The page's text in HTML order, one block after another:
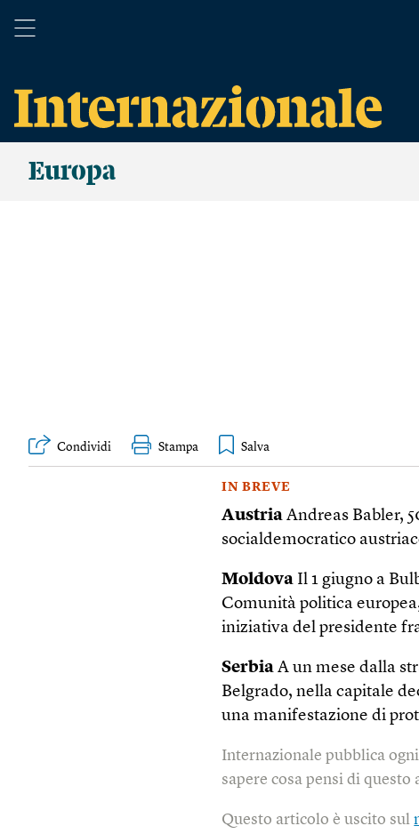
Europa
Condividi Stampa
IN BREVE
Austria Andreas Babler,
socialdemocratico
Moldova Il 1 giugno a
Comunità politica
iniziativa del presidente
Serbia A un mese dalla
Belgrado, nella capitale
una manifestazione di
Internazionale pubblica
sapere cosa pensi di
Questo articolo è uscito sul